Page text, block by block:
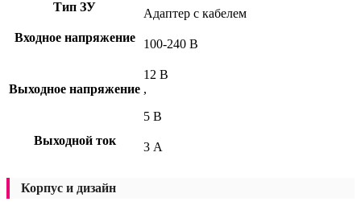
Тип ЗУ
Адаптер с кабелем
Входное напряжение
100-240 В
Выходное напряжение
12 В
,
5 В
Выходной ток
3 А
Корпус и дизайн